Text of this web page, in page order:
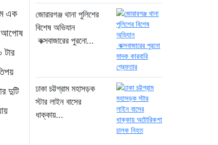
এক
আপোষ
টার
দুটি
১৪ ঘণ্টা আগে
ঢাকা চট্টগ্রাম মহাসড়ক স্টার
লাইন বাসের ধাক্কায়
অটোরিকশা চালক নিহত
১৪ ঘণ্টা আগে
হামে আরও ৬ শিশুর মৃত্যু,
নতুন করে আক্রান্ত ৮৫ জন
১৭ ঘণ্টা আগে
জোরারগঞ্জ থানা পুলিশের
বিশেষ অভিযান
কক্সবাজারের পুরনো...
ঢাকা চট্টগ্রাম মহাসড়ক
স্টার লাইন বাসের
ধাক্কায়...